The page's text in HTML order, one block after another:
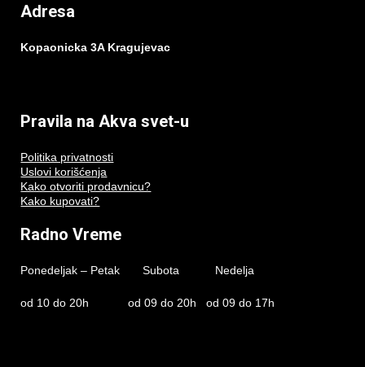
Adresa
Kopaonicka 3A Kragujevac
Pravila na Akva svet-u
Politika privatnosti
Uslovi korišćenja
Kako otvoriti prodavnicu?
Kako kupovati?
Radno Vreme
Ponedeljak – Petak Subota Nedelja
od 10 do 20h od 09 do 20h od 09 do 17h